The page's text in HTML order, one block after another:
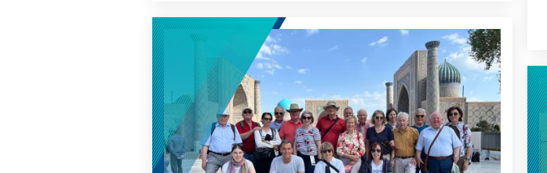
weiterentwickeln kann. Ein Bericht von Maximilian
Brendel, Tagungsleiter der Konrad-Adenauer-
Stiftung e.V.